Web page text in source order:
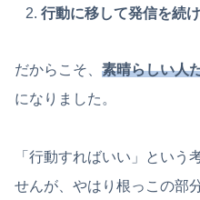
行動に移して発信を続
だからこそ、 素晴らしい人
になりました。
「行動すればいい」という
せんが、やはり根っこの部